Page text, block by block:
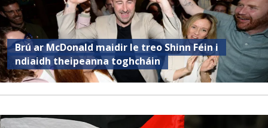
Brú ar McDonald maidir le treo Shinn Féin i
ndiaidh theipeanna toghcháin